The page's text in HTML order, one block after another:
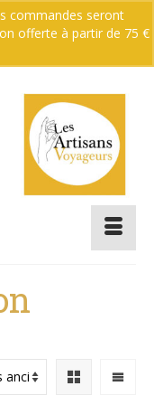
commandes seront
offerte à partir de 75 €